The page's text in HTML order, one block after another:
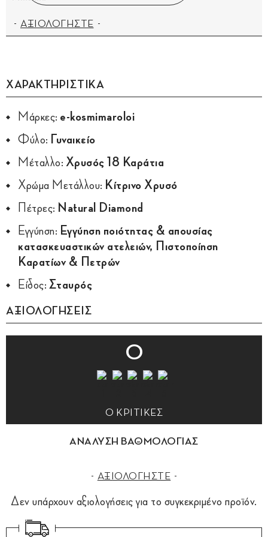
ΑΞΙΟΛΟΓΗΣΤΕ
ΧΑΡΑΚΤΗΡΙΣΤΙΚΑ
Μάρκες: e-kosmimaroloi
Φύλο:
Γυναικείο
Μέταλλο: Χρυσός 18 Καράτια
Χρώμα Μετάλλου: Κίτρινο Χρυσό
Πέτρες: Natural Diamond
Εγγύηση: Εγγύηση ποιότητας & απουσίας
κατασκευαστικών ατελειών, Πιστοποίηση
Καρατίων & Πετρών
Είδος: Σταυρός
ΑΞΙΟΛΟΓΗΣΕΙΣ
0
0 ΚΡΙΤΙΚΕΣ
ΑΝΑΛΥΣΗ ΒΑΘΜΟΛΟΓΙΑΣ
ΑΞΙΟΛΟΓΗΣΤΕ
Δεν υπάρχουν αξιολογήσεις για το συγκεκριμένο προϊόν.